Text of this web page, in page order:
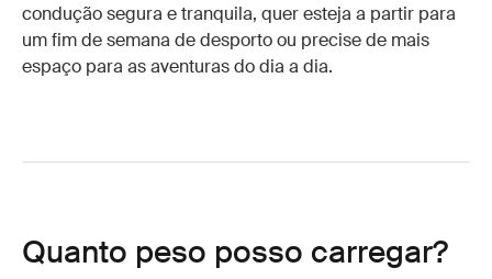
condução segura e tranquila, quer esteja a partir para
um fim de semana de desporto ou precise de mais
espaço para as aventuras do dia a dia.
Quanto peso posso carregar?